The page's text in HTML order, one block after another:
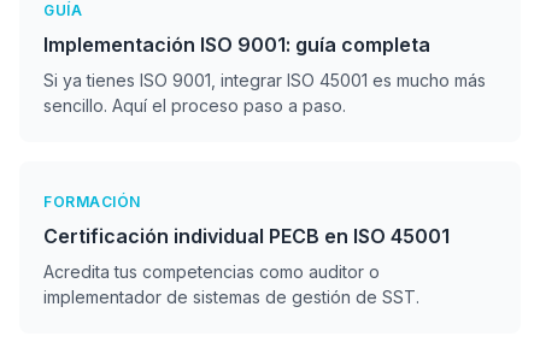
GUÍA
Implementación ISO 9001: guía completa
Si ya tienes ISO 9001, integrar ISO 45001 es mucho más
sencillo. Aquí el proceso paso a paso.
FORMACIÓN
Certificación individual PECB en ISO 45001
Acredita tus competencias como auditor o
implementador de sistemas de gestión de SST.